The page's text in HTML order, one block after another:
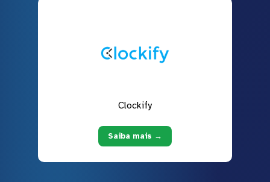
Clockify
Saiba mais →